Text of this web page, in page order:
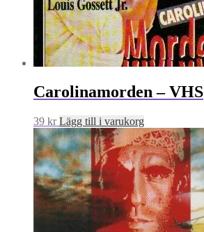
Carolinamorden – VHS
39 kr Lägg till i varukorg